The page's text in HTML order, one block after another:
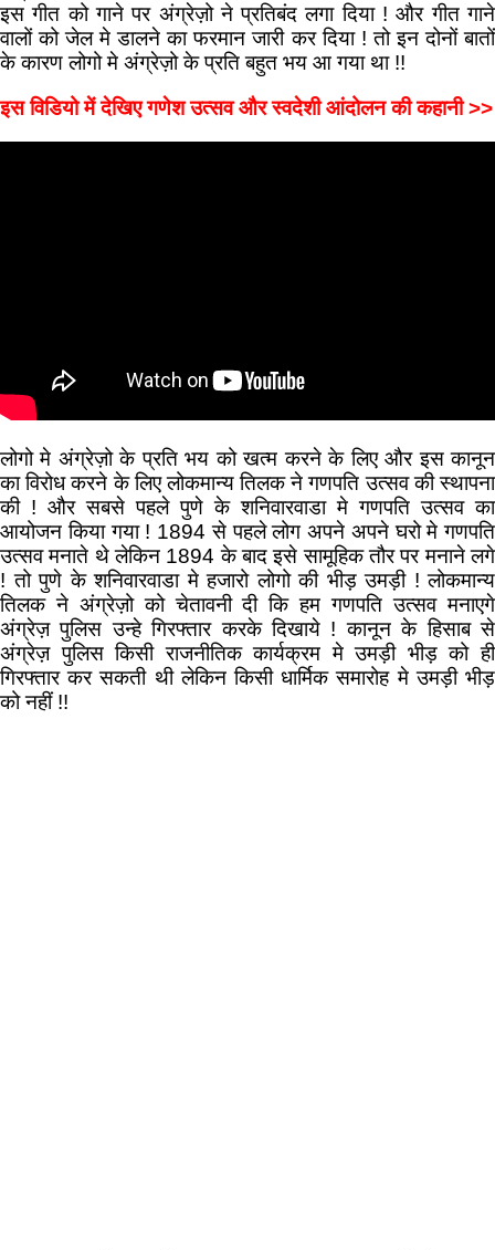
इस गीत को गाने पर अंग्रेज़ो ने प्रतिबंद लगा दिया ! और गीत गाने
वालों को जेल मे डालने का फरमान जारी कर दिया ! तो इन दोनों बातों
के कारण लोगो मे अंग्रेज़ो के प्रति बहुत भय आ गया था !!
इस विडियो में देखिए गणेश उत्सव और स्वदेशी आंदोलन की कहानी >>
लोगो मे अंग्रेज़ो के प्रति भय को खत्म करने के लिए और इस कानून
का विरोध करने के लिए लोकमान्य तिलक ने गणपति उत्सव की स्थापना
की ! और सबसे पहले पुणे के शनिवारवाडा मे गणपति उत्सव का
आयोजन किया गया ! 1894 से पहले लोग अपने अपने घरो मे गणपति
उत्सव मनाते थे लेकिन 1894 के बाद इसे सामूहिक तौर पर मनाने लगे
! तो पुणे के शनिवारवाडा मे हजारो लोगो की भीड़ उमड़ी ! लोकमान्य
तिलक ने अंग्रेज़ो को चेतावनी दी कि हम गणपति उत्सव मनाएगे
अंग्रेज़ पुलिस उन्हे गिरफ्तार करके दिखाये ! कानून के हिसाब से
अंग्रेज़ पुलिस किसी राजनीतिक कार्यक्रम मे उमड़ी भीड़ को ही
गिरफ्तार कर सकती थी लेकिन किसी धार्मिक समारोह मे उमड़ी भीड़
को नहीं !!